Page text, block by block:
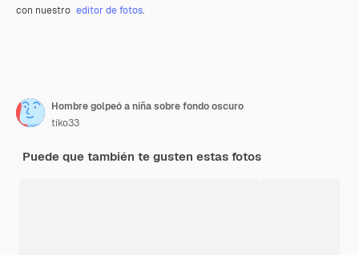
con nuestro editor de fotos.
Hombre golpeó a niña sobre fondo oscuro
tiko33
Puede que también te gusten estas fotos